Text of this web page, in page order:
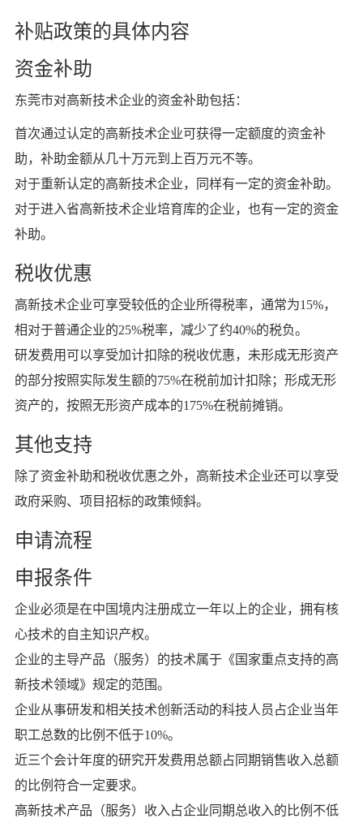
补贴政策的具体内容
资金补助
东莞市对高新技术企业的资金补助包括：
首次通过认定的高新技术企业可获得一定额度的资金补
助，补助金额从几十万元到上百万元不等。
对于重新认定的高新技术企业，同样有一定的资金补助。
对于进入省高新技术企业培育库的企业，也有一定的资金
补助。
税收优惠
高新技术企业可享受较低的企业所得税率，通常为15%，
相对于普通企业的25%税率，减少了约40%的税负。
研发费用可以享受加计扣除的税收优惠，未形成无形资产
的部分按照实际发生额的75%在税前加计扣除；形成无形
资产的，按照无形资产成本的175%在税前摊销。
其他支持
除了资金补助和税收优惠之外，高新技术企业还可以享受
政府采购、项目招标的政策倾斜。
申请流程
申报条件
企业必须是在中国境内注册成立一年以上的企业，拥有核
心技术的自主知识产权。
企业的主导产品（服务）的技术属于《国家重点支持的高
新技术领域》规定的范围。
企业从事研发和相关技术创新活动的科技人员占企业当年
职工总数的比例不低于10%。
近三个会计年度的研究开发费用总额占同期销售收入总额
的比例符合一定要求。
高新技术产品（服务）收入占企业同期总收入的比例不低